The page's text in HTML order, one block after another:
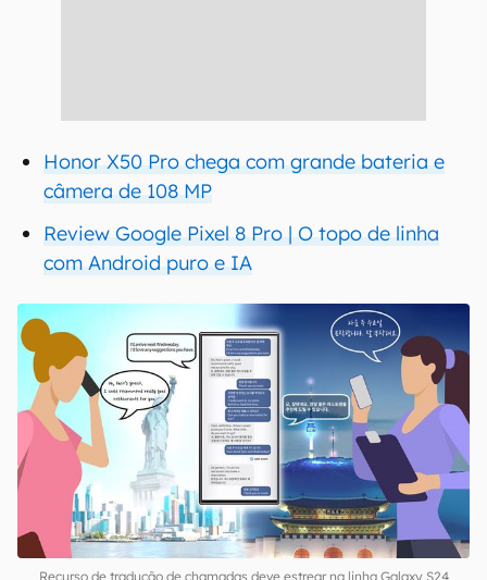
Honor X50 Pro chega com grande bateria e
câmera de 108 MP
Review Google Pixel 8 Pro | O topo de linha
com Android puro e IA
Recurso de tradução de chamadas deve estrear na linha Galaxy S24